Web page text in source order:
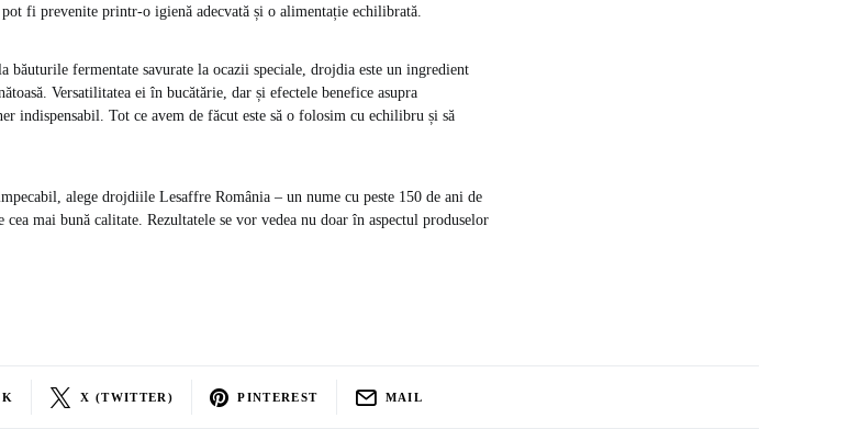
fi prevenite printr-o igienă adecvată și o alimentație echilibrată.
băuturile fermentate savurate la ocazii speciale, drojdia este un ingredient
Versatilitatea ei în bucătărie, dar și efectele benefice asupra
indispensabil. Tot ce avem de făcut este să o folosim cu echilibru și să
alege drojdiile Lesaffre România – un nume cu peste 150 de ani de
mai bună calitate. Rezultatele se vor vedea nu doar în aspectul produselor
X (TWITTER) PINTEREST MAIL